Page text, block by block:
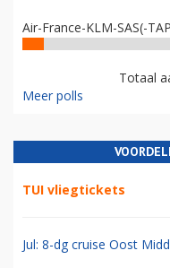
Air-France-KLM-SAS(-
Totaal
Meer polls
TUI vliegtickets
Jul: 8-dg cruise Oost